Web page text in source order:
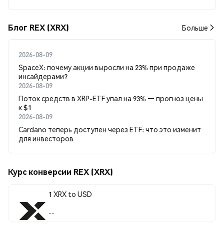
Блог REX (XRX) Больше
2026-08-09
SpaceX: почему акции выросли на 23% при продаже
инсайдерами?
2026-08-09
Поток средств в XRP-ETF упал на 93% — прогноз цены
к $1
2026-08-09
Cardano теперь доступен через ETF: что это изменит
для инвесторов
Курс конверсии REX (XRX)
1 XRX to USD
--